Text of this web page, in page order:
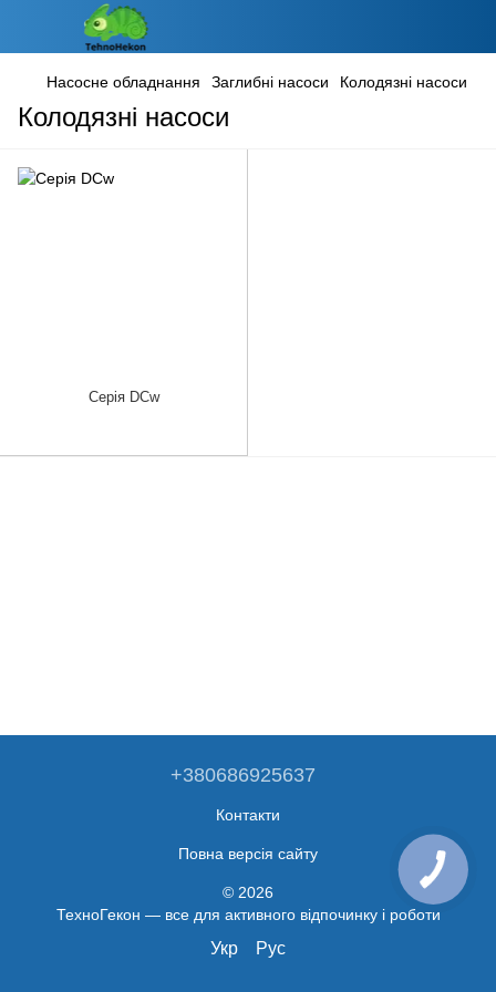
Насосне обладнання Заглибні насоси Колодязні насоси
Колодязні насоси
Серія DCw
+380686925637
Контакти
Повна версія сайту
© 2026
ТехноГекон — все для активного відпочинку і роботи
Укр Рус